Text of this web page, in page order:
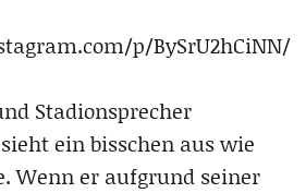
p/BySrU2hCiNN/
Stadionsprecher
ein bisschen aus wie
Wenn er aufgrund seiner